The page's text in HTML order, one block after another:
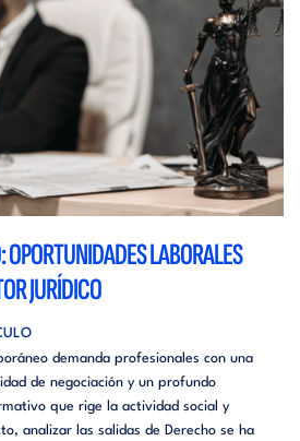
LABORALES
JURÍDICO
demanda profesionales con una
de negociación y un profundo
que rige la actividad social y
analizar las salidas de Derecho se ha